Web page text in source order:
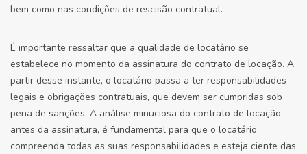
bem como nas condições de rescisão contratual.
É importante ressaltar que a qualidade de locatário se
estabelece no momento da assinatura do contrato de locação. A
partir desse instante, o locatário passa a ter responsabilidades
legais e obrigações contratuais, que devem ser cumpridas sob
pena de sanções. A análise minuciosa do contrato de locação,
antes da assinatura, é fundamental para que o locatário
compreenda todas as suas responsabilidades e esteja ciente das